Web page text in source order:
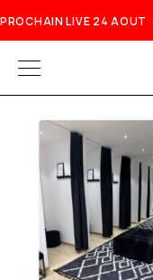
PROCHAIN LIVE 24